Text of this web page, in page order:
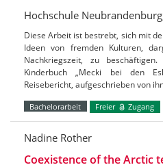
Hochschule
Diese Arbeit ist bestrebt, sich mit
Ideen von fremden Kulturen,
Nachkriegszeit, zu
Kinderbuch „Mecki bei den
Reisebericht, aufgeschrieben von
Bachelorarbeit Freier Zugang
Nadine Rother
Coexistence of the Arctic